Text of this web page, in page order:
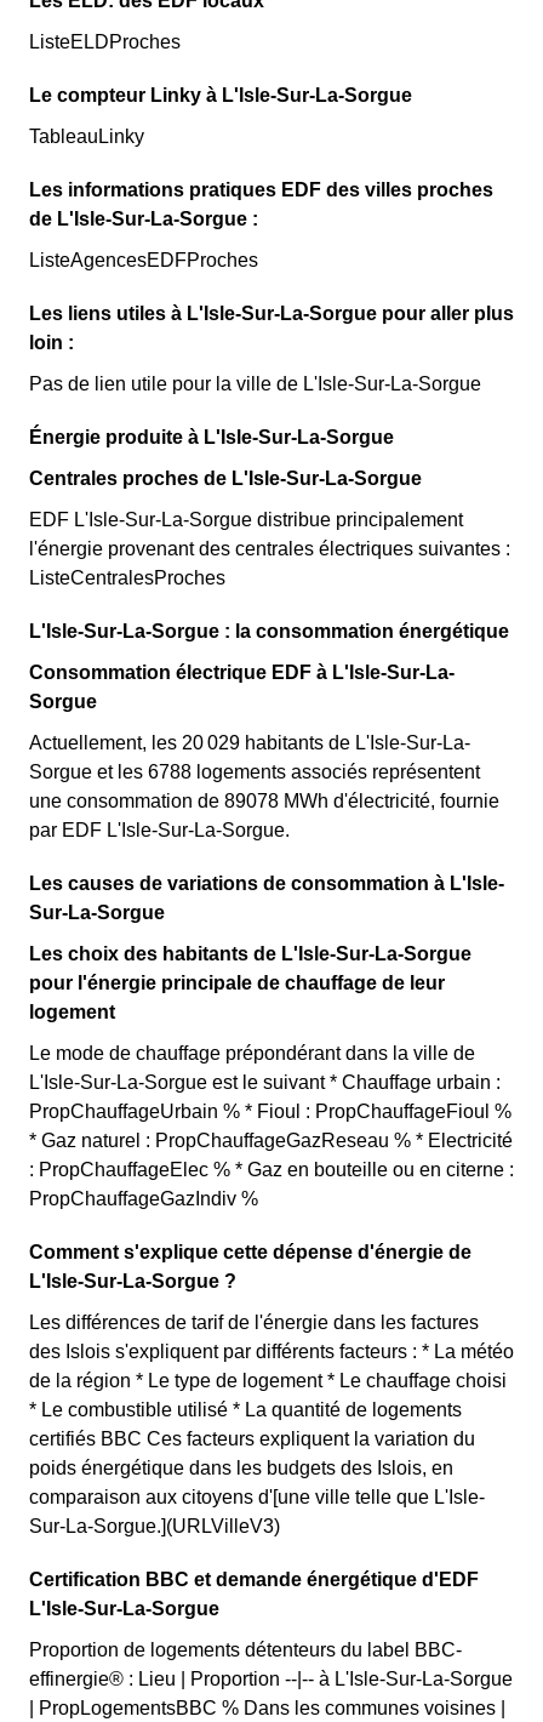
ListeELDProches
Le compteur Linky à L'Isle-Sur-La-Sorgue
TableauLinky
Les informations pratiques EDF des villes proches
de L'Isle-Sur-La-Sorgue :
ListeAgencesEDFProches
Les liens utiles à L'Isle-Sur-La-Sorgue pour aller plus
loin :
Pas de lien utile pour la ville de L'Isle-Sur-La-Sorgue
Énergie produite à L'Isle-Sur-La-Sorgue
Centrales proches de L'Isle-Sur-La-Sorgue
EDF L'Isle-Sur-La-Sorgue distribue principalement
l'énergie provenant des centrales électriques suivantes :
ListeCentralesProches
L'Isle-Sur-La-Sorgue : la consommation énergétique
Consommation électrique EDF à L'Isle-Sur-La-
Sorgue
Actuellement, les 20 029 habitants de L'Isle-Sur-La-
Sorgue et les 6788 logements associés représentent
une consommation de 89078 MWh d'électricité, fournie
par EDF L'Isle-Sur-La-Sorgue.
Les causes de variations de consommation à L'Isle-
Sur-La-Sorgue
Les choix des habitants de L'Isle-Sur-La-Sorgue
pour l'énergie principale de chauffage de leur
logement
Le mode de chauffage prépondérant dans la ville de
L'Isle-Sur-La-Sorgue est le suivant * Chauffage urbain :
PropChauffageUrbain % * Fioul : PropChauffageFioul %
* Gaz naturel : PropChauffageGazReseau % * Electricité
: PropChauffageElec % * Gaz en bouteille ou en citerne :
PropChauffageGazIndiv %
Comment s'explique cette dépense d'énergie de
L'Isle-Sur-La-Sorgue ?
Les différences de tarif de l'énergie dans les factures
des Islois s'expliquent par différents facteurs : * La météo
de la région * Le type de logement * Le chauffage choisi
* Le combustible utilisé * La quantité de logements
certifiés BBC Ces facteurs expliquent la variation du
poids énergétique dans les budgets des Islois, en
comparaison aux citoyens d'[une ville telle que L'Isle-
Sur-La-Sorgue.](URLVilleV3)
Certification BBC et demande énergétique d'EDF
L'Isle-Sur-La-Sorgue
Proportion de logements détenteurs du label BBC-
effinergie® : Lieu | Proportion --|-- à L'Isle-Sur-La-Sorgue
| PropLogementsBBC % Dans les communes voisines |